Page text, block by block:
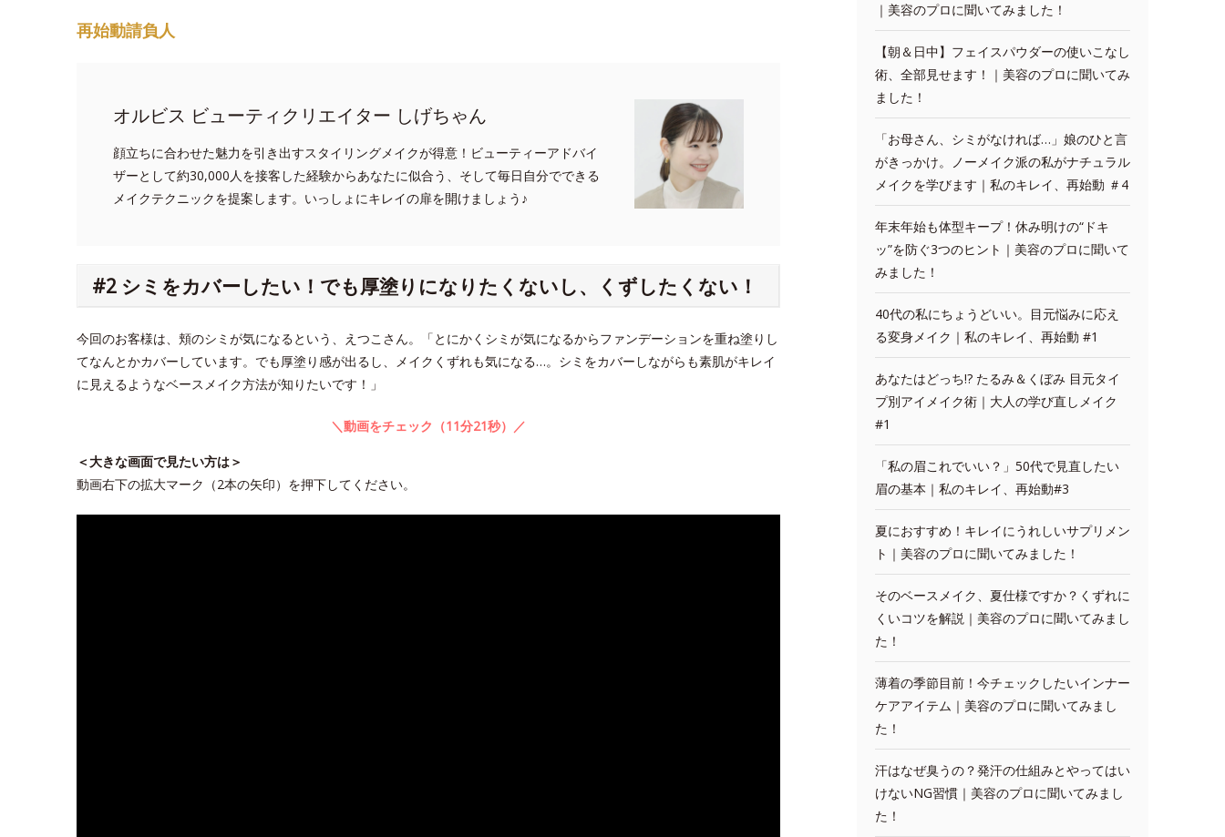
再始動請負人
オルビス ビューティクリエイター しげちゃん
顔立ちに合わせた魅力を引き出すスタイリングメイクが得意！ビューティーアドバイ
ザーとして約30,000人を接客した経験からあなたに似合う、そして毎日自分でできる
メイクテクニックを提案します。いっしょにキレイの扉を開けましょう♪
#2 シミをカバーしたい！でも厚塗りになりたくないし、くずしたくない！
今回のお客様は、頬のシミが気になるという、えつこさん。「とにかくシミが気になるからファンデーションを重ね塗りし
てなんとかカバーしています。でも厚塗り感が出るし、メイクくずれも気になる…。シミをカバーしながらも素肌がキレイ
に見えるようなベースメイク方法が知りたいです！」
＼動画をチェック（11分21秒）／
＜大きな画面で見たい方は＞
動画右下の拡大マーク（2本の矢印）を押下してください。
｜美容のプロに聞いてみました！
【朝＆日中】フェイスパウダーの使いこなし
術、全部見せます！｜美容のプロに聞いてみ
ました！
「お母さん、シミがなければ…」娘のひと言
がきっかけ。ノーメイク派の私がナチュラル
メイクを学びます｜私のキレイ、再始動 ＃4
年末年始も体型キープ！休み明けの“ドキ
ッ”を防ぐ3つのヒント｜美容のプロに聞いて
みました！
40代の私にちょうどいい。目元悩みに応え
る変身メイク｜私のキレイ、再始動 #1
あなたはどっち!? たるみ＆くぼみ 目元タイ
プ別アイメイク術｜大人の学び直しメイク
#1
「私の眉これでいい？」50代で見直したい
眉の基本｜私のキレイ、再始動#3
夏におすすめ！キレイにうれしいサプリメン
ト｜美容のプロに聞いてみました！
そのベースメイク、夏仕様ですか？くずれに
くいコツを解説｜美容のプロに聞いてみまし
た！
薄着の季節目前！今チェックしたいインナー
ケアアイテム｜美容のプロに聞いてみまし
た！
汗はなぜ臭うの？発汗の仕組みとやってはい
けないNG習慣｜美容のプロに聞いてみまし
た！